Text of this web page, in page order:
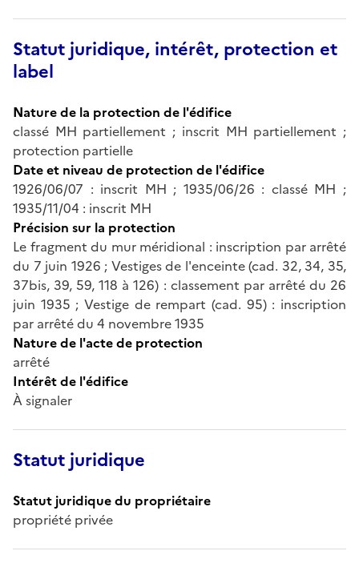
Statut juridique, intérêt, protection et
label
Nature de la protection de l'édifice
classé MH partiellement ; inscrit MH partiellement ;
protection partielle
Date et niveau de protection de l'édifice
1926/06/07 : inscrit MH ; 1935/06/26 : classé MH ;
1935/11/04 : inscrit MH
Précision sur la protection
Le fragment du mur méridional : inscription par arrêté
du 7 juin 1926 ; Vestiges de l'enceinte (cad. 32, 34, 35,
37bis, 39, 59, 118 à 126) : classement par arrêté du 26
juin 1935 ; Vestige de rempart (cad. 95) : inscription
par arrêté du 4 novembre 1935
Nature de l'acte de protection
arrêté
Intérêt de l'édifice
À signaler
Statut juridique
Statut juridique du propriétaire
propriété privée